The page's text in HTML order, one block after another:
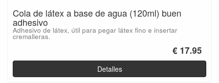
Cola de látex a base de agua (120ml) buen
adhesivo
Adhesivo de látex, útil para pegar látex fino e insertar
cremalleras.
€ 17.95
Detalles